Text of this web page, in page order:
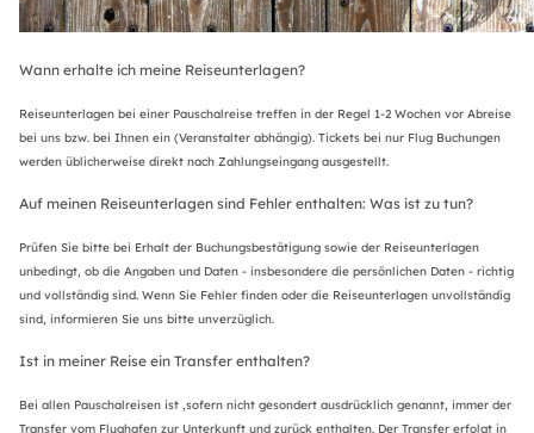
Wann erhalte ich meine Reiseunterlagen?
Reiseunterlagen bei einer Pauschalreise treffen in der Regel 1-2 Wochen vor Abreise
bei uns bzw. bei Ihnen ein (Veranstalter abhängig). Tickets bei nur Flug Buchungen
werden üblicherweise direkt nach Zahlungseingang ausgestellt.
Auf meinen Reiseunterlagen sind Fehler enthalten: Was ist zu tun?
Prüfen Sie bitte bei Erhalt der Buchungsbestätigung sowie der Reiseunterlagen
unbedingt, ob die Angaben und Daten - insbesondere die persönlichen Daten - richtig
und vollständig sind. Wenn Sie Fehler finden oder die Reiseunterlagen unvollständig
sind, informieren Sie uns bitte unverzüglich.
Ist in meiner Reise ein Transfer enthalten?
Bei allen Pauschalreisen ist ,sofern nicht gesondert ausdrücklich genannt, immer der
Transfer vom Flughafen zur Unterkunft und zurück enthalten. Der Transfer erfolgt in